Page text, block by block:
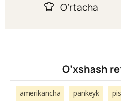
O’rtacha
O’xshash
amerikancha pankeyk